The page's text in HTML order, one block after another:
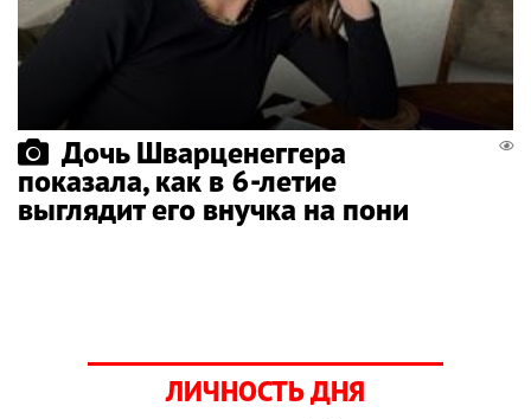
Дочь Шварценеггера
показала, как в 6-летие
выглядит его внучка на пони
ЛИЧНОСТЬ ДНЯ